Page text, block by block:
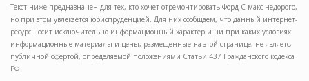
Текст ниже предназначен для тех, кто хочет отремонтировать Форд С-макс недорого,
но при этом увлекается юриспруденцией. Для них сообщаем, что данный интернет-
ресурс носит исключительно информационный характер и ни при каких условиях
информационные материалы и цены, размещенные на этой странице, не является
публичной офертой, определяемой положениями Статьи 437 Гражданского кодекса
РФ.